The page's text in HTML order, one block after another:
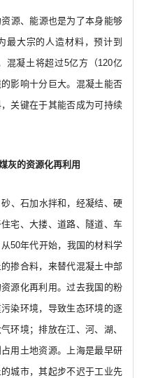
源、能源也是为了本身能够
最大宗的人造材料，预计到
混凝土将超过5亿方（120亿
影响十分巨大。混凝土能否
关键在于其能否成为可持续
的资源化再利用
、石加水拌和，经凝结、硬
宅、大搂、道路、隧道、车
50年代开始，我国的材料学
掺合料，来替代混凝土中部
源化再利用。过去我国的粉
染环境，导致生态环境的逐
环境；排放在江、河、湖、
用土地资源。上海是最早研
城市，其起步不迟于工业先